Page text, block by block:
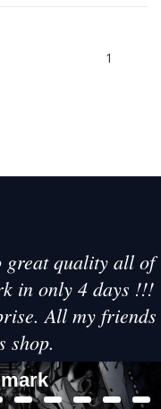
1
great quality all of
in only 4 days !!!
All my friends
shop.